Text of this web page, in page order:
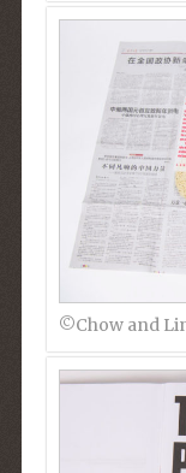
©︎Chow and